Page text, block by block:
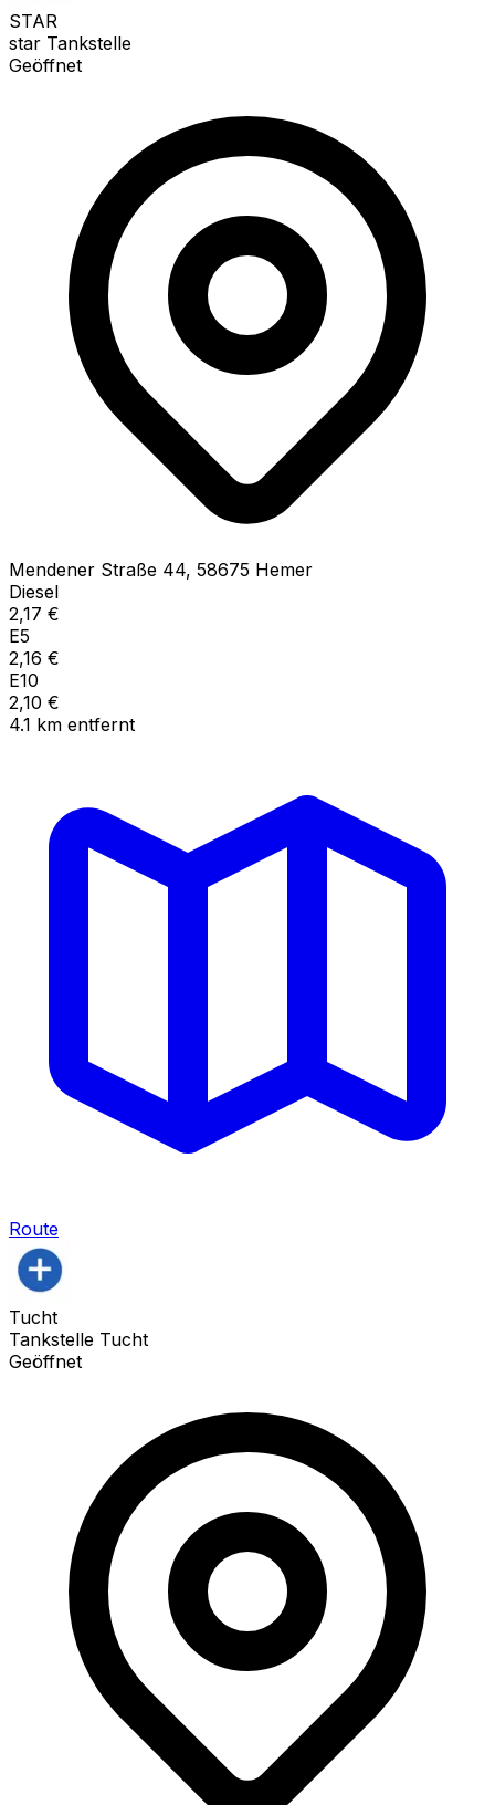
STAR
star Tankstelle
Geöffnet
Mendener Straße 44, 58675 Hemer
Diesel
2,17 €
E5
2,16 €
E10
2,10 €
4.1 km entfernt
Route
Tucht
Tankstelle Tucht
Geöffnet